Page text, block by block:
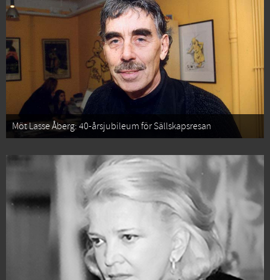
Möt Lasse Åberg: 40-årsjubileum för Sällskapsresan